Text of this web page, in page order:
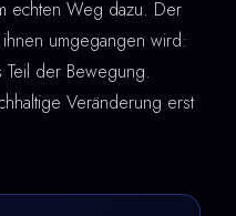
echten Weg dazu. Der
umgegangen wird:
Teil der Bewegung.
Veränderung erst